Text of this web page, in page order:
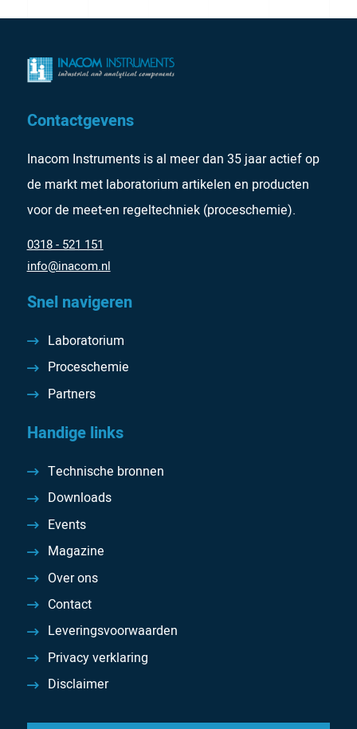
Contactgevens
Inacom Instruments is al meer dan 35 jaar actief op
de markt met laboratorium artikelen en producten
voor de meet-en regeltechniek (proceschemie).
0318 - 521 151
info@inacom.nl
Snel navigeren
Laboratorium
Proceschemie
Partners
Handige links
Technische bronnen
Downloads
Events
Magazine
Over ons
Contact
Leveringsvoorwaarden
Privacy verklaring
Disclaimer